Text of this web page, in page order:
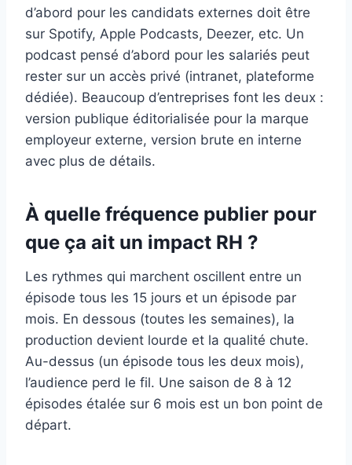
d’abord pour les candidats externes doit être
sur Spotify, Apple Podcasts, Deezer, etc. Un
podcast pensé d’abord pour les salariés peut
rester sur un accès privé (intranet, plateforme
dédiée). Beaucoup d’entreprises font les deux :
version publique éditorialisée pour la marque
employeur externe, version brute en interne
avec plus de détails.
À quelle fréquence publier pour
que ça ait un impact RH ?
Les rythmes qui marchent oscillent entre un
épisode tous les 15 jours et un épisode par
mois. En dessous (toutes les semaines), la
production devient lourde et la qualité chute.
Au-dessus (un épisode tous les deux mois),
l’audience perd le fil. Une saison de 8 à 12
épisodes étalée sur 6 mois est un bon point de
départ.